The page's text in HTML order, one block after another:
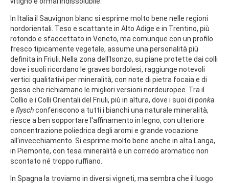
In Italia il Sauvignon blanc si esprime molto bene nelle regioni
nordorientali. Teso e scattante in Alto Adige e in Trentino, più
rotondo e sfaccettato in Veneto, ma comunque con un profilo
fresco tipicamente vegetale, assume una personalità più
definita in Friuli. Nella zona dell'Isonzo, su piane protette dai colli
dove i suoli ricordano le graves bordolesi, raggiunge notevoli
vertici qualitativi per mineralità, con note di pietra focaia e di
gesso che richiamano le migliori versioni nordeuropee. Tra il
Collio e i Colli Orientali del Friuli, più in altura, dove i suoi di ponka
e flyschconferiscono a tutti i bianchi una naturale mineralità,
riesce a ben sopportare l'affinamento in legno, con ulteriore
concentrazione poliedrica degli aromi e grande vocazione
all'invecchiamento. Si esprime molto bene anche in alta Langa,
in Piemonte, con tesa mineralità e un corredo aromatico non
scontato né troppo ruffiano.
In Spagna la troviamo in diversi vigneti, ma sembra che il luogo